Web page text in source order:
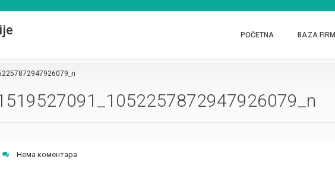
POČETNA BAZA FIRMI
Нема коментара